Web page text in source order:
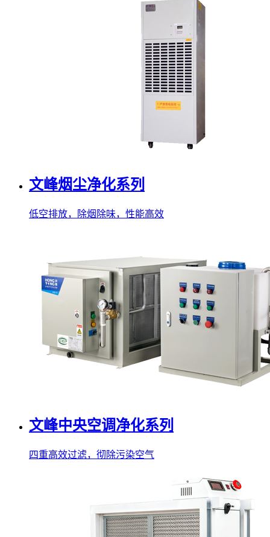
文峰烟尘净化系列
低空排放，除烟除味，性能高效
文峰中央空调净化系列
四重高效过滤，彻除污染空气